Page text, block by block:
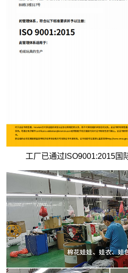
工厂已通过ISO9001:2015国